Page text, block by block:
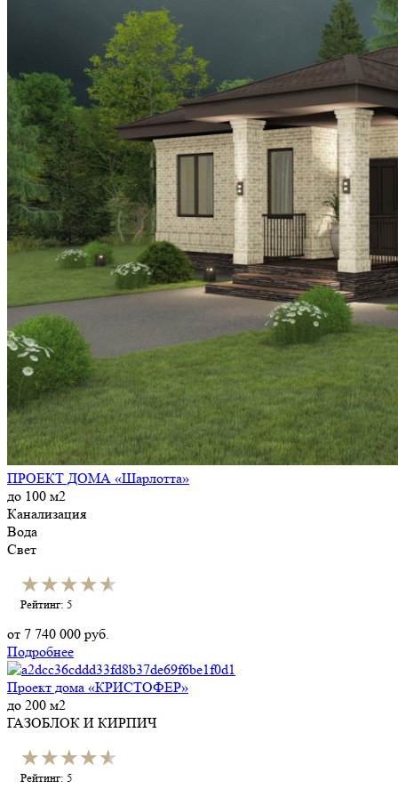
ПРОЕКТ ДОМА «Шарлотта»
до 100 м2
Канализация
Вода
Свет
★★★★★
★★★★★
Рейтинг: 5
от 7 740 000 руб.
Подробнее
Проект дома «КРИСТОФЕР»
до 200 м2
ГАЗОБЛОК И КИРПИЧ
★★★★★
★★★★★
Рейтинг: 5